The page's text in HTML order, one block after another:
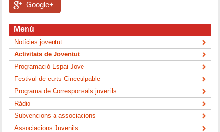
Google+
Menú
Notícies joventut
Activitats de Joventut
Programació Espai Jove
Festival de curts Cineculpable
Programa de Corresponsals juvenils
Ràdio
Subvencions a associacions
Associacions Juvenils